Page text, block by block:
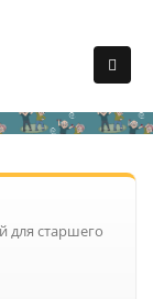
для старшего